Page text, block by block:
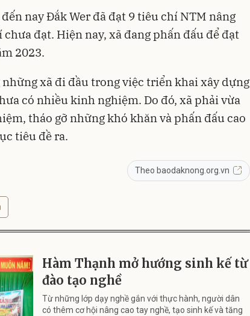
nay Đắk Wer đã đạt 9 tiêu chí NTM nâng
đạt. Hiện nay, xã đang phấn đấu để đạt
2023.
xã đi đầu trong việc triển khai xây dựng
có nhiều kinh nghiệm. Do đó, xã phải vừa
tháo gỡ những khó khăn và phấn đấu cao
tiêu đề ra.
Theo baodaknong.org.vn
Hàm Thạnh mở hướng sinh kế từ
đào tạo nghề
Từ những lớp dạy nghề gắn với thực hành, người dân
có thêm cơ hội nâng cao tay nghề, tạo sinh kế và tăng